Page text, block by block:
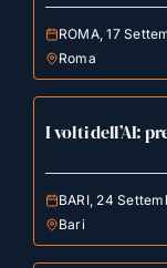
ROMA, 17
Roma
I volti dell’AI:
BARI, 24
Bari